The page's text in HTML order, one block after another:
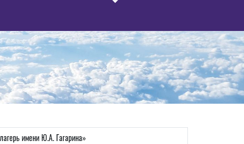
имени Ю.А. Гагарина»